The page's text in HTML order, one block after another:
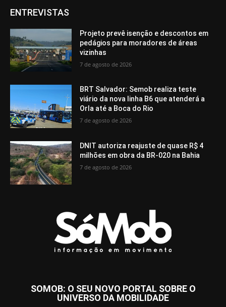
ENTREVISTAS
Projeto prevê isenção e descontos em
pedágios para moradores de áreas
vizinhas
7 de agosto de 2026
BRT Salvador: Semob realiza teste
viário da nova linha B6 que atenderá a
Orla até a Boca do Rio
7 de agosto de 2026
DNIT autoriza reajuste de quase R$ 4
milhões em obra da BR-020 na Bahia
7 de agosto de 2026
SOMOB: O SEU NOVO PORTAL SOBRE O
UNIVERSO DA MOBILIDADE